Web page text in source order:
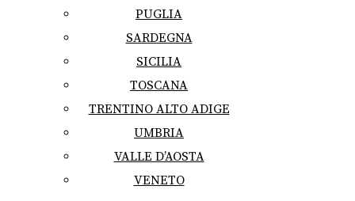
PUGLIA
SARDEGNA
SICILIA
TOSCANA
TRENTINO ALTO ADIGE
UMBRIA
VALLE D’AOSTA
VENETO